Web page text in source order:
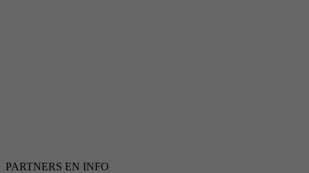
PARTNERS EN INFO